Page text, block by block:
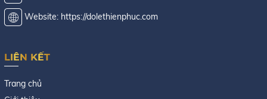
Website: https://dolethienphuc.com
LIÊN KẾT
Trang chủ